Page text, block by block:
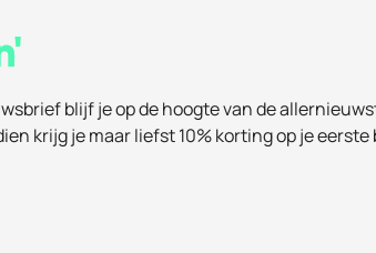
blijf je op de hoogte van de
krijg je maar liefst 10% korting op je eerste